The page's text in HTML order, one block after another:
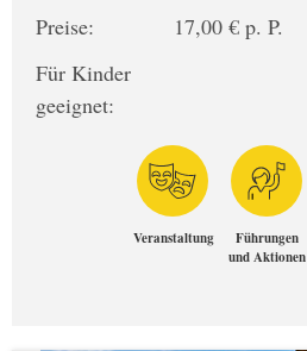
Preise:
17,00 € p. P.
Für Kinder
geeignet:
Veranstaltung
Führungen
und Aktionen